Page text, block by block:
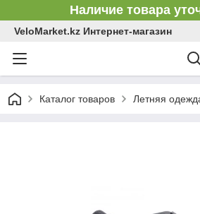
Наличие товара
VeloMarket.kz Интернет-магазин
Каталог товаров Летняя